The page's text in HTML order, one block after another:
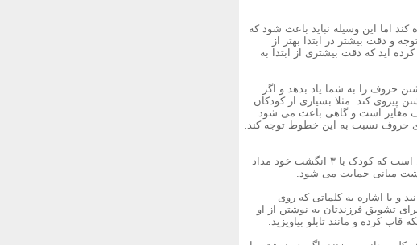
کند اما این وسیله نباید باعث شود که
و دقت بیشتر در ابتدا بهتر از
اید که دقت بیشتری از ابتدا به
حروف را به شما یاد بدهد و اگر
پیروی کند. مثلا بسیاری از کودکان
مغایر است و گاهی باعث می شود
حروف نسبت به این خطوط توجه کند.
۴) مطمئن شوید که مداد یا خودکار درست در دست قرارگرفته است: بهترین نحوه مداد گرفتن این است که کودک با ۳ انگشت خود مداد
میانی حمایت می شود.
و با اشاره به کلماتی که روی
تشویق فرزندتان به نوشتن از او
قاب کرده و مانند تابلو بیاویزید.